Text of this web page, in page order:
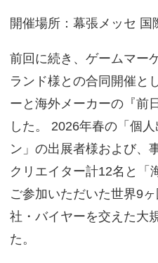
開催場所：幕張メッセ 国
前回に続き、ゲームマー
ランド様との合同開催と
ーと海外メーカーの『前
した。 2026年春の「個
ン」の出展者様および、
クリエイター計12名と「
ご参加いただいた世界9
社・バイヤーを交えた大
た。